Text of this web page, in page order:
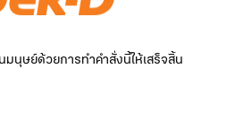
นุษย์ด้วยการทำคำสั่งนี้ให้เสร็จสิ้น